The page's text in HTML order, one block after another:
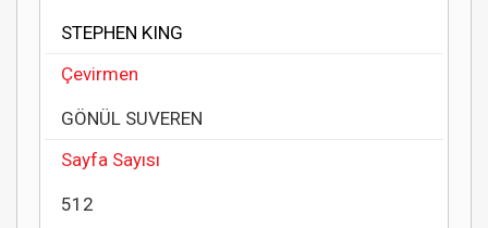
STEPHEN KING
Çevirmen
GÖNÜL SUVEREN
Sayfa Sayısı
512